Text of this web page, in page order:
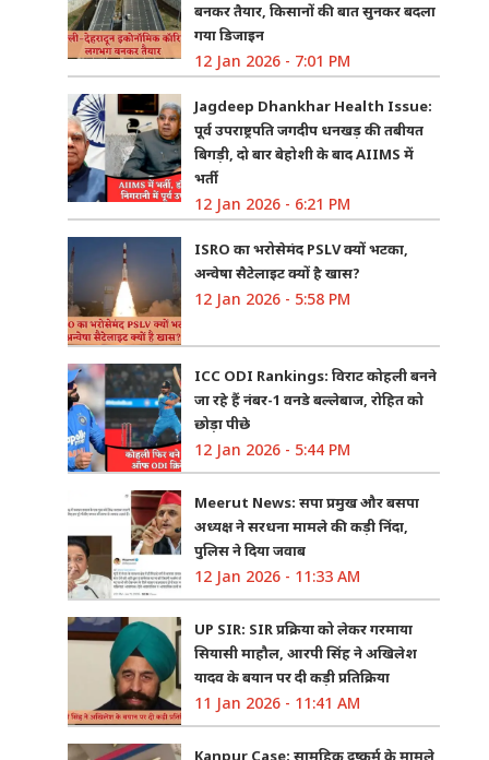
बनकर तैयार, किसानों की बात सुनकर बदला
गया डिजाइन
12 Jan 2026 - 7:01 PM
Jagdeep Dhankhar Health Issue:
पूर्व उपराष्ट्रपति जगदीप धनखड़ की तबीयत
बिगड़ी, दो बार बेहोशी के बाद AIIMS में
भर्ती
12 Jan 2026 - 6:21 PM
ISRO का भरोसेमंद PSLV क्यों भटका,
अन्वेषा सैटेलाइट क्यों है खास?
12 Jan 2026 - 5:58 PM
ICC ODI Rankings: विराट कोहली बनने
जा रहे हैं नंबर-1 वनडे बल्लेबाज, रोहित को
छोड़ा पीछे
12 Jan 2026 - 5:44 PM
Meerut News: सपा प्रमुख और बसपा
अध्यक्ष ने सरधना मामले की कड़ी निंदा,
पुलिस ने दिया जवाब
12 Jan 2026 - 11:33 AM
UP SIR: SIR प्रक्रिया को लेकर गरमाया
सियासी माहौल, आरपी सिंह ने अखिलेश
यादव के बयान पर दी कड़ी प्रतिक्रिया
11 Jan 2026 - 11:41 AM
Kanpur Case: सामूहिक दुष्कर्म के मामले